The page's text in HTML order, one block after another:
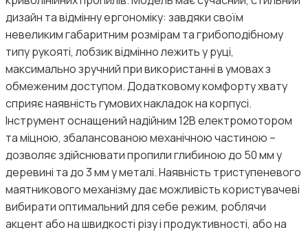
дизайн та відмінну ергономіку: завдяки своїм
невеликим габаритним розмірам та грибоподібному
типу рукояті, лобзик відмінно лежить у руці,
максимально зручний при використанні в умовах з
обмеженим доступом. Додатковому комфорту хвату
сприяє наявність гумових накладок на корпусі.
Інструмент оснащений надійним 12В електромотором
та міцною, збалансованою механічною частиною –
дозволяє здійснювати пропили глибиною до 50 мм у
деревині та до 3 мм у металі. Наявність триступеневого
маятникового механізму дає можливість користувачеві
вибирати оптимальний для себе режим, роблячи
акцент або на швидкості різу і продуктивності, або на